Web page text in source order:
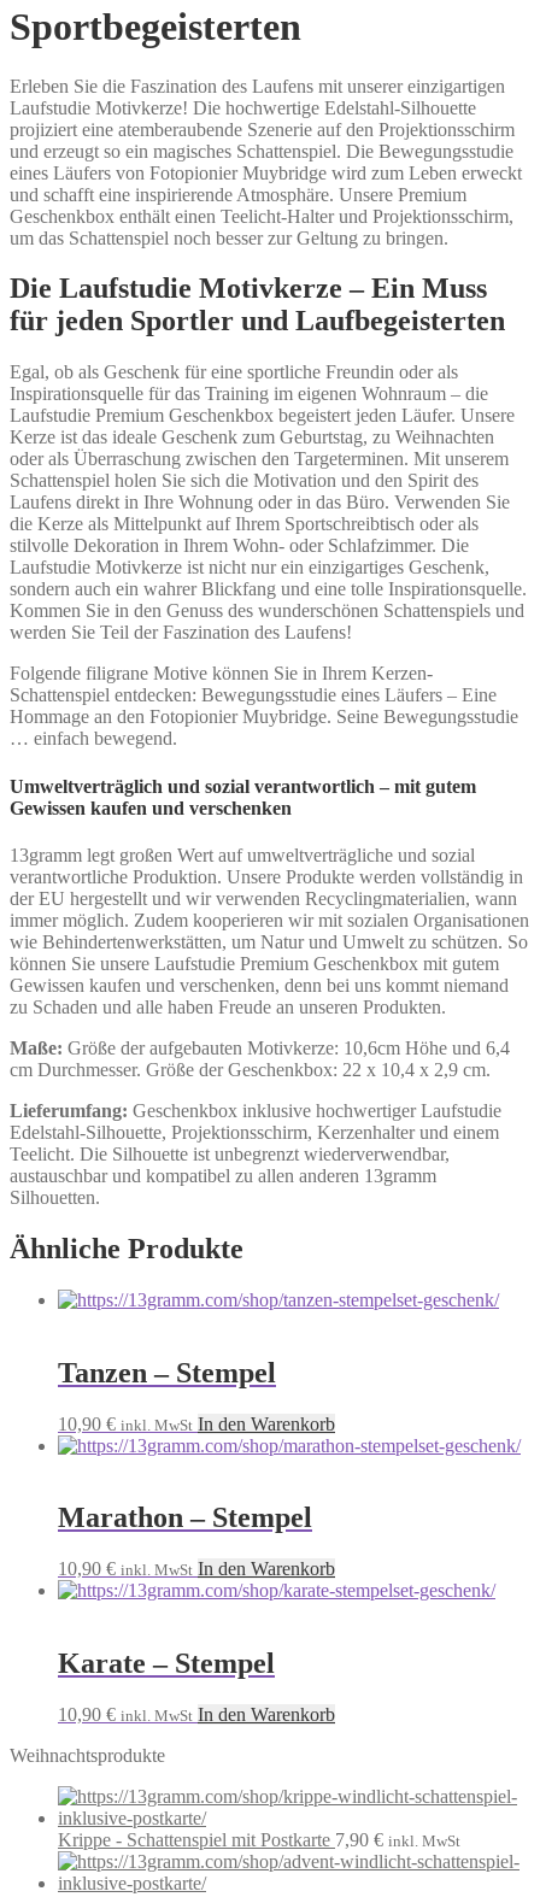
Sportbegeisterten
Erleben Sie die Faszination des Laufens mit unserer einzigartigen
Laufstudie Motivkerze! Die hochwertige Edelstahl-Silhouette
projiziert eine atemberaubende Szenerie auf den Projektionsschirm
und erzeugt so ein magisches Schattenspiel. Die Bewegungsstudie
eines Läufers von Fotopionier Muybridge wird zum Leben erweckt
und schafft eine inspirierende Atmosphäre. Unsere Premium
Geschenkbox enthält einen Teelicht-Halter und Projektionsschirm,
um das Schattenspiel noch besser zur Geltung zu bringen.
Die Laufstudie Motivkerze – Ein Muss
für jeden Sportler und Laufbegeisterten
Egal, ob als Geschenk für eine sportliche Freundin oder als
Inspirationsquelle für das Training im eigenen Wohnraum – die
Laufstudie Premium Geschenkbox begeistert jeden Läufer. Unsere
Kerze ist das ideale Geschenk zum Geburtstag, zu Weihnachten
oder als Überraschung zwischen den Targeterminen. Mit unserem
Schattenspiel holen Sie sich die Motivation und den Spirit des
Laufens direkt in Ihre Wohnung oder in das Büro. Verwenden Sie
die Kerze als Mittelpunkt auf Ihrem Sportschreibtisch oder als
stilvolle Dekoration in Ihrem Wohn- oder Schlafzimmer. Die
Laufstudie Motivkerze ist nicht nur ein einzigartiges Geschenk,
sondern auch ein wahrer Blickfang und eine tolle Inspirationsquelle.
Kommen Sie in den Genuss des wunderschönen Schattenspiels und
werden Sie Teil der Faszination des Laufens!
Folgende filigrane Motive können Sie in Ihrem Kerzen-
Schattenspiel entdecken: Bewegungsstudie eines Läufers – Eine
Hommage an den Fotopionier Muybridge. Seine Bewegungsstudie
… einfach bewegend.
Umweltverträglich und sozial verantwortlich – mit gutem
Gewissen kaufen und verschenken
13gramm legt großen Wert auf umweltverträgliche und sozial
verantwortliche Produktion. Unsere Produkte werden vollständig in
der EU hergestellt und wir verwenden Recyclingmaterialien, wann
immer möglich. Zudem kooperieren wir mit sozialen Organisationen
wie Behindertenwerkstätten, um Natur und Umwelt zu schützen. So
können Sie unsere Laufstudie Premium Geschenkbox mit gutem
Gewissen kaufen und verschenken, denn bei uns kommt niemand
zu Schaden und alle haben Freude an unseren Produkten.
Maße: Größe der aufgebauten Motivkerze: 10,6cm Höhe und 6,4
cm Durchmesser. Größe der Geschenkbox: 22 x 10,4 x 2,9 cm.
Lieferumfang: Geschenkbox inklusive hochwertiger Laufstudie
Edelstahl-Silhouette, Projektionsschirm, Kerzenhalter und einem
Teelicht. Die Silhouette ist unbegrenzt wiederverwendbar,
austauschbar und kompatibel zu allen anderen 13gramm
Silhouetten.
Ähnliche Produkte
Tanzen – Stempel
10,90 € inkl. MwSt In den Warenkorb
Marathon – Stempel
10,90 € inkl. MwSt In den Warenkorb
Karate – Stempel
10,90 € inkl. MwSt In den Warenkorb
Weihnachtsprodukte
Krippe - Schattenspiel mit Postkarte 7,90 € inkl. MwSt